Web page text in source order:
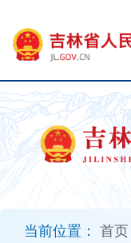
当前位置： 首页
开
无
障
碍
说
明